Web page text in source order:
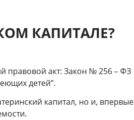
КАПИТАЛЕ?
правовой акт: Закон № 256 – ФЗ
детей”.
капитал, но и, впервые